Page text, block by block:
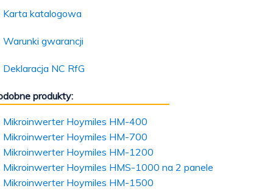
Karta katalogowa
Warunki gwarancji
Deklaracja NC RfG
produkty:
Mikroinwerter Hoymiles HM-400
Mikroinwerter Hoymiles HM-700
Mikroinwerter Hoymiles HM-1200
Mikroinwerter Hoymiles HMS-1000 na 2 panele
Mikroinwerter Hoymiles HM-1500